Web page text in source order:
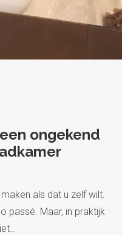
ongekend
als dat u zelf wilt.
passé. Maar, in praktijk
…